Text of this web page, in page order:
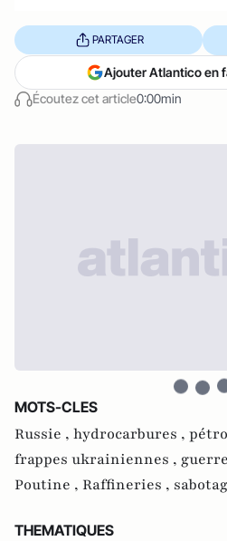
Écoutez cet article0:00min
PARTAGER
Ajouter Atlantico en
MOTS-CLES
Russie , hydrocarbures ,
frappes ukrainiennes ,
Poutine , Raffineries ,
THEMATIQUES